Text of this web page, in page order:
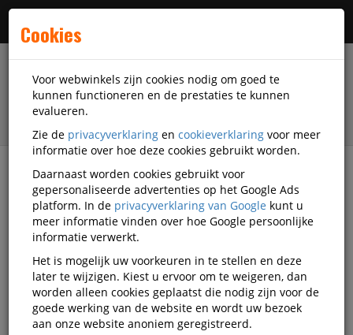
filter
Accessoires Prisma
Prisma accessoires
Prisma Schoolartikelen
Cookies
Voor webwinkels zijn cookies nodig om goed te
kunnen functioneren en de prestaties te kunnen
evalueren.
Zie de privacyverklaring en cookieverklaring voor meer
informatie over hoe deze cookies gebruikt worden.
Daarnaast worden cookies gebruikt voor
gepersonaliseerde advertenties op het Google Ads
platform. In de privacyverklaring van Google kunt u
meer informatie vinden over hoe Google persoonlijke
informatie verwerkt.
Het is mogelijk uw voorkeuren in te stellen en deze
later te wijzigen. Kiest u ervoor om te weigeren, dan
worden alleen cookies geplaatst die nodig zijn voor de
goede werking van de website en wordt uw bezoek
aan onze website anoniem geregistreerd.